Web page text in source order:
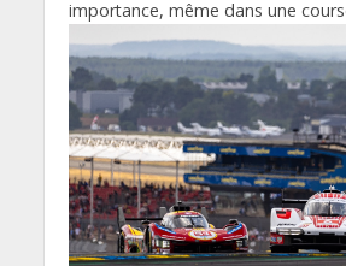
importance, même dans une